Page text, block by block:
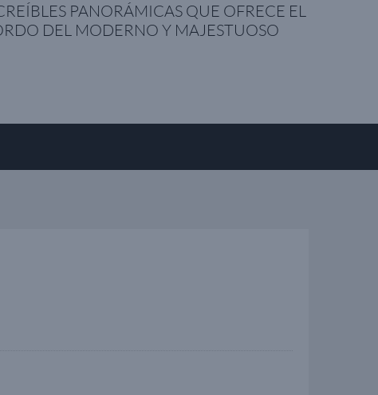
PANORÁMICAS QUE OFRECE EL
DEL MODERNO Y MAJESTUOSO